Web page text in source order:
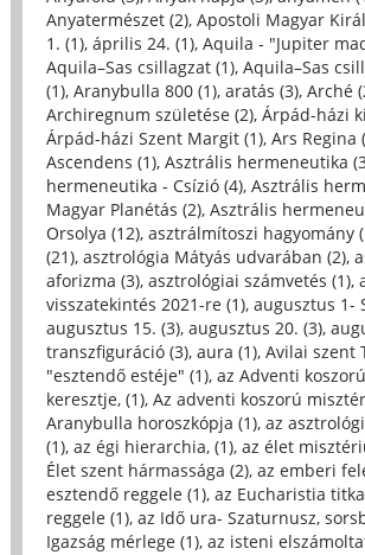
Anyatermészet (2), Apostoli Magyar
1. (1), április 24. (1), Aquila - "Jupiter
Aquila–Sas csillagzat (1), Aquila–Sas
(1), Aranybulla 800 (1), aratás (3), Arché
Archiregnum születése (2), Árpád-házi
Árpád-házi Szent Margit (1), Ars Regina
Ascendens (1), Asztrális hermeneutika
hermeneutika - Csízió (4), Asztrális
Magyar Planétás (2), Asztrális
Orsolya (12), asztrálmítoszi hagyomány
(21), asztrológia Mátyás udvarában (2),
aforizma (3), asztrológiai számvetés (1),
visszatekintés 2021-re (1), augusztus 1-
augusztus 15. (3), augusztus 20. (3),
transzfiguráció (3), aura (1), Avilai szent
"esztendő estéje" (1), az Adventi
keresztje, (1), Az adventi koszorú
Aranybulla horoszkópja (1), az
(1), az égi hierarchia, (1), az élet
Élet szent hármassága (2), az emberi
esztendő reggele (1), az Eucharistia
reggele (1), az Idő ura- Szaturnusz,
Igazság mérlege (1), az isteni